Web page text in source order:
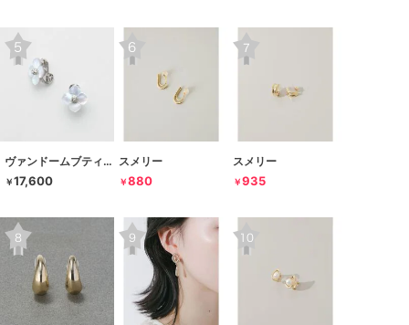
ヴァンドームブティック
￥17,600
スメリー
￥880
スメリー
￥935